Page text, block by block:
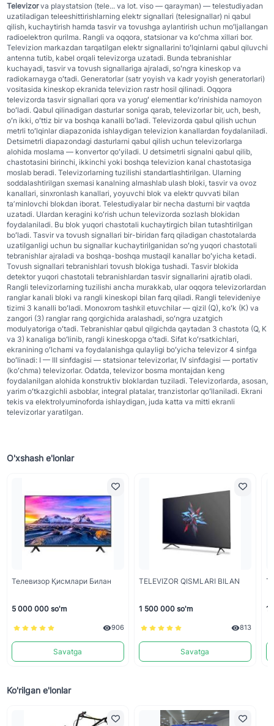
Televizorva playstatsion (tele... va lot. viso — qarayman) — telestudiyadan
uzatiladigan teleeshittirishlarning elektr signallari (telesignallar) ni qabul
qilish, kuchaytirish hamda tasvir va tovushga aylantirish uchun moʻljallangan
radioelektron qurilma. Rangli va oqqora, statsionar va koʻchma xillari bor.
Televizion markazdan tarqatilgan elektr signallarini toʻlqinlarni qabul qiluvchi
antenna tutib, kabel orqali televizorga uzatadi. Bunda tebranishlar
kuchayadi, tasvir va tovush signallariga ajraladi, soʻngra kineskop va
radiokarnayga oʻtadi. Generatorlar (satr yoyish va kadr yoyish generatorlari)
vositasida kineskop ekranida televizion rastr hosil qilinadi. Oqqora
televizorda tasvir signallari qora va yorugʻ elementlar koʻrinishida namoyon
boʻladi. Qabul qilinadigan dasturlar soniga qarab, televizorlar bir, uch, besh,
oʻn ikki, oʻttiz bir va boshqa kanalli boʻladi. Televizorda qabul qilish uchun
metrli toʻlqinlar diapazonida ishlaydigan televizion kanallardan foydalaniladi.
Detsimetrli diapazondagi dasturlarni qabul qilish uchun televizorlarga
alohida moslama — konvertor qoʻyiladi. U detsimetrli signalni qabul qilib,
chastotasini birinchi, ikkinchi yoki boshqa televizion kanal chastotasiga
moslab beradi. Televizorlarning tuzilishi standartlashtirilgan. Ularning
soddalashtirilgan sxemasi kanalning almashlab ulash bloki, tasvir va ovoz
kanallari, sinxronlash kanallari, yoyuvchi blok va elektr quvvati bilan
taʼminlovchi blokdan iborat. Telestudiyalar bir necha dasturni bir vaqtda
uzatadi. Ulardan keragini koʻrish uchun televizorda sozlash blokidan
foydalaniladi. Bu blok yuqori chastotali kuchaytirgich bilan tutashtirilgan
boʻladi. Tasvir va tovush signallari bir-biridan farq qiladigan chastotalarda
uzatilganligi uchun bu signallar kuchaytirilganidan soʻng yuqori chastotali
tebranishlar ajraladi va boshqa-boshqa mustaqil kanallar boʻyicha ketadi.
Tovush signallari tebranishlari tovush blokiga tushadi. Tasvir blokida
detektor yuqori chastotali tebranishlardan tasvir signallarini ajratib oladi.
Rangli televizorlarning tuzilishi ancha murakkab, ular oqqora televizorlardan
ranglar kanali bloki va rangli kineskopi bilan farq qiladi. Rangli televideniye
tizimi 3 kanalli boʻladi. Monoxrom tashkil etuvchilar — qizil (Q), koʻk (K) va
zangori (3) ranglar rang qorgichida aralashadi, soʻngra uzatgich
modulyatoriga oʻtadi. Tebranishlar qabul qilgichda qaytadan 3 chastota (Q, K
va 3) kanaliga boʻlinib, rangli kineskopga oʻtadi. Sifat koʻrsatkichlari,
ekranining oʻlchami va foydalanishga qulayligi boʻyicha televizor 4 sinfga
boʻlinadi: I — III sinfdagisi — statsionar televizorlar, IV sinfdagisi — portativ
(koʻchma) televizorlar. Odatda, televizor bosma montajdan keng
foydalanilgan alohida konstruktiv bloklardan tuziladi. Televizorlarda, asosan,
yarim oʻtkazgichli asboblar, integral platalar, tranzistorlar qoʻllaniladi. Ekrani
tekis va elektrolyuminoforda ishlaydigan, juda katta va mitti ekranli
televizorlar yaratilgan.
O'xshash e'lonlar
Телевизор Қисмлари Билан
5 000 000 so'm
906
Savatga
TELEVIZOR QISMLARI BILAN
1 500 000 so'm
813
Savatga
Ko'rilgan e'lonlar